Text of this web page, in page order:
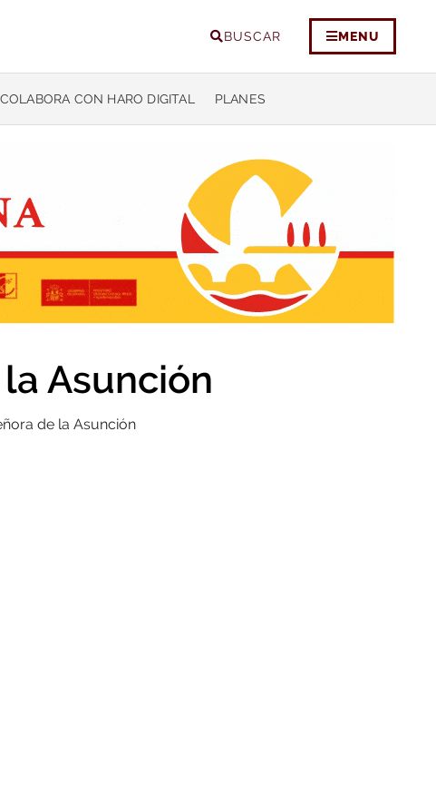
BUSCAR MENU
COLABORA CON HARO DIGITAL PLANES
Asunción
de la Asunción